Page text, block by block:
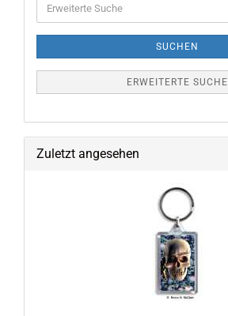
Suche
SUCHEN
ERWEITERTE SUCHE
Zuletzt angesehen